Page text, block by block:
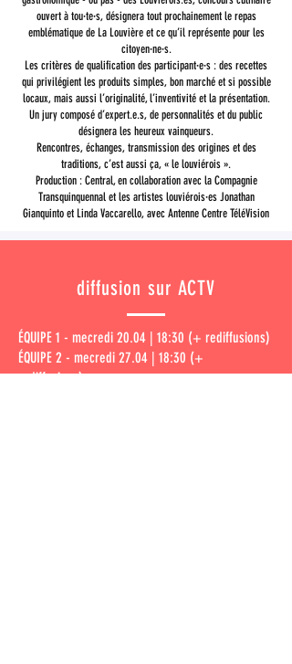
ouvert à tou·te·s, désignera tout prochainement le repas
emblématique de La Louvière et ce qu’il représente pour les
citoyen·ne·s.
Les critères de qualification des participant·e·s : des recettes
qui privilégient les produits simples, bon marché et si possible
locaux, mais aussi l’originalité, l’inventivité et la présentation.
Un jury composé d’expert.e.s, de personnalités et du public
désignera les heureux vainqueurs.
Rencontres, échanges, transmission des origines et des
traditions, c’est aussi ça, « le louviérois ».
Production : Central, en collaboration avec la Compagnie
Transquinquennal et les artistes louviérois·es Jonathan
Gianquinto et Linda Vaccarello, avec Antenne Centre TéléVision
diffusion sur ACTV
ÉQUIPE 1 - mecredi 20.04 | 18:30 (+ rediffusions)
ÉQUIPE 2 - mecredi 27.04 | 18:30 (+
rediffusions)